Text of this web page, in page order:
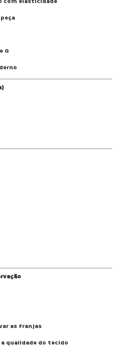
G
as franjas
qualidade do tecido